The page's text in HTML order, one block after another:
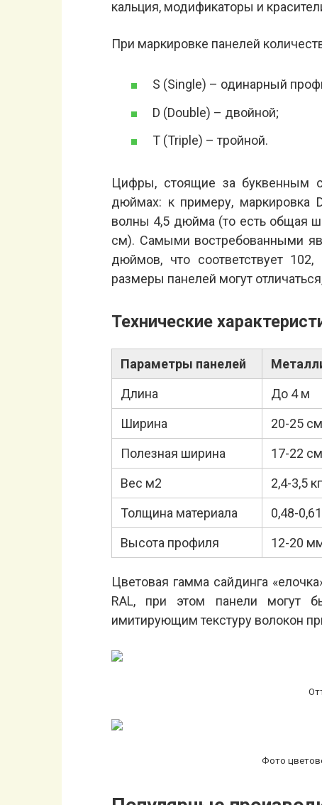
кальция, модификаторы и
При маркировке панелей
S (Single) – одинарный
D (Double) – двойной;
Т (Triple) – тройной.
Цифры, стоящие за буквенным
дюймах: к примеру, маркировка
волны 4,5 дюйма (то есть общая
см). Самыми востребованными
дюймов, что соответствует
размеры панелей могут
Технические
Параметры панелей
Длина
До 4 м
Ширина
20-25 см
Полезная ширина
17-22 см
Вес м2
2,4-3,5 кг
Толщина материала
0,48-
Высота профиля
12-20
Цветовая гамма сайдинга
RAL, при этом панели могут
имитирующим текстуру волокон
Фото